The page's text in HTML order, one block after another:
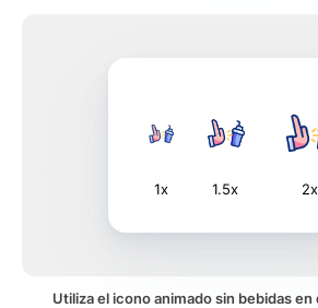
1x 1.5x 2x
Utiliza el icono animado sin bebidas